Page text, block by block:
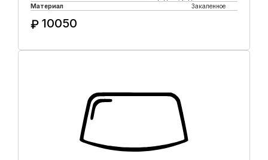
Материал
Закаленное
₽ 10050